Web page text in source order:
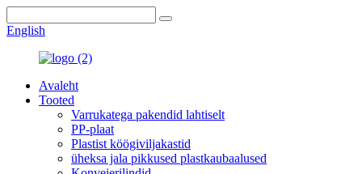
English
Avaleht
Tooted
Varrukatega pakendid lahtiselt
PP-plaat
Plastist köögiviljakastid
üheksa jala pikkused plastkaubaalused